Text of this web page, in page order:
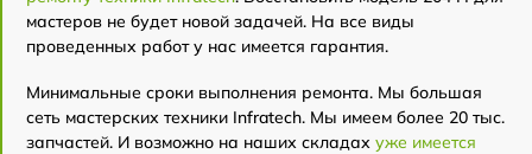
мастеров не будет новой задачей. На все виды
проведенных работ у нас имеется гарантия.
Минимальные сроки выполнения ремонта. Мы большая
сеть мастерских техники Infratech. Мы имеем более 20 тыс.
запчастей. И возможно на наших складах уже имеется